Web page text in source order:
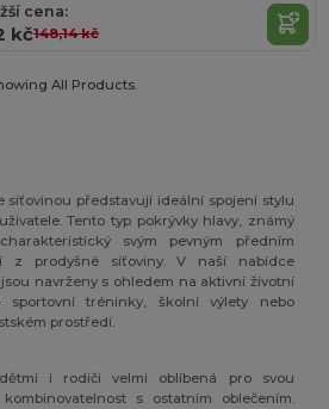
cena:
kč148,14 kč
All Products.
síťovinou představují ideální spojení stylu
Tento typ pokrývky hlavy, známý
svým pevným předním
z prodyšné síťoviny. V naší nabídce
navrženy s ohledem na aktivní životní
tréninky, školní výlety nebo
prostředí.
i rodiči velmi oblíbená pro svou
s ostatním oblečením.